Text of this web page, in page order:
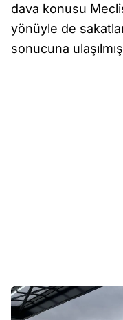
dava konusu
yönüyle de
sonucuna